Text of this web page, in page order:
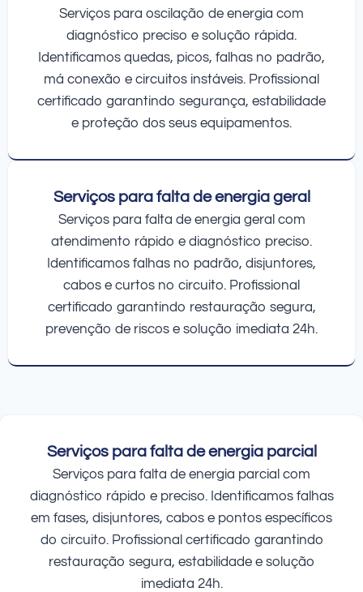
Serviços para oscilação de energia com
diagnóstico preciso e solução rápida.
Identificamos quedas, picos, falhas no padrão,
má conexão e circuitos instáveis. Profissional
certificado garantindo segurança, estabilidade
e proteção dos seus equipamentos.
Serviços para falta de energia geral
Serviços para falta de energia geral com
atendimento rápido e diagnóstico preciso.
Identificamos falhas no padrão, disjuntores,
cabos e curtos no circuito. Profissional
certificado garantindo restauração segura,
prevenção de riscos e solução imediata 24h.
Serviços para falta de energia parcial
Serviços para falta de energia parcial com
diagnóstico rápido e preciso. Identificamos falhas
em fases, disjuntores, cabos e pontos específicos
do circuito. Profissional certificado garantindo
restauração segura, estabilidade e solução
imediata 24h.